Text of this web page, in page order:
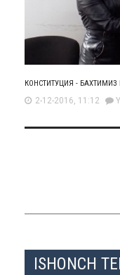
КОНСТИТУЦИЯ -
2-12-2016, 11:12
ISHONCH